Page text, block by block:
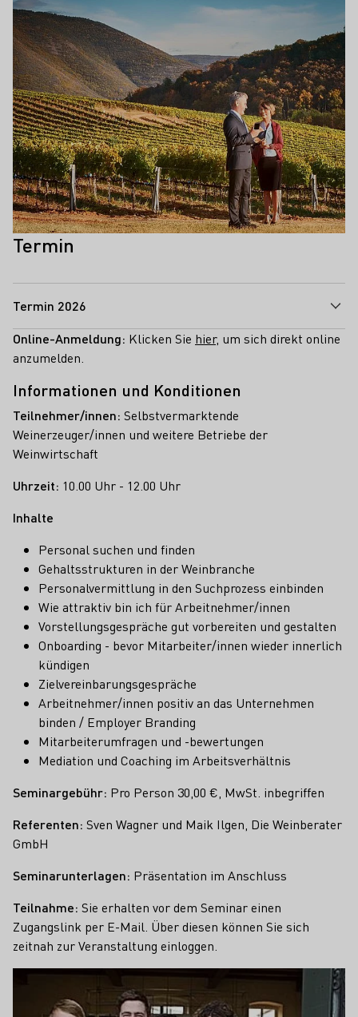
Termin
Termin 2026
Online-Anmeldung: Klicken Sie hier, um sich direkt online
anzumelden.
Informationen und Konditionen
Teilnehmer/innen: Selbstvermarktende
Weinerzeuger/innen und weitere Betriebe der
Weinwirtschaft
Uhrzeit: 10.00 Uhr - 12.00 Uhr
Inhalte
Personal suchen und finden
Gehaltsstrukturen in der Weinbranche
Personalvermittlung in den Suchprozess einbinden
Wie attraktiv bin ich für Arbeitnehmer/innen
Vorstellungsgespräche gut vorbereiten und gestalten
Onboarding - bevor Mitarbeiter/innen wieder innerlich
kündigen
Zielvereinbarungsgespräche
Arbeitnehmer/innen positiv an das Unternehmen
binden / Employer Branding
Mitarbeiterumfragen und -bewertungen
Mediation und Coaching im Arbeitsverhältnis
Seminargebühr: Pro Person 30,00 €, MwSt. inbegriffen
Referenten: Sven Wagner und Maik Ilgen, Die Weinberater
GmbH
Seminarunterlagen: Präsentation im Anschluss
Teilnahme: Sie erhalten vor dem Seminar einen
Zugangslink per E-Mail. Über diesen können Sie sich
zeitnah zur Veranstaltung einloggen.